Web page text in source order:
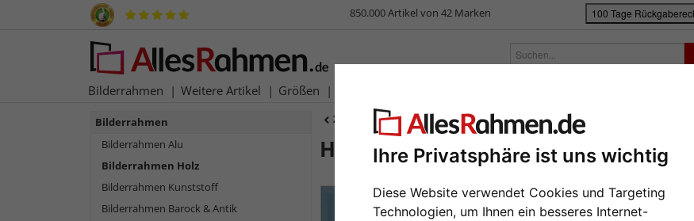
Ihre Privatsphäre ist uns wichtig
Diese Website verwendet Cookies und Targeting
Technologien, um Ihnen ein besseres Internet-
850.000 Artikel von 42 Marken 100 Tage
Bilderrahmen Weitere Artikel Größen
Zurück |Bilderrahmen-Shop Bilderrahmen Bilderrahmen Holz
Holzrahmen Bounds
Da wir
eines
Bilderrahmen
Bilderrahmen Alu
Bilderrahmen Holz
Bilderrahmen Kunststoff
Bilderrahmen Barock & Antik